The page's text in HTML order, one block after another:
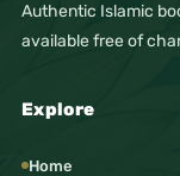
Authentic Islamic
available free of
Explore
Home